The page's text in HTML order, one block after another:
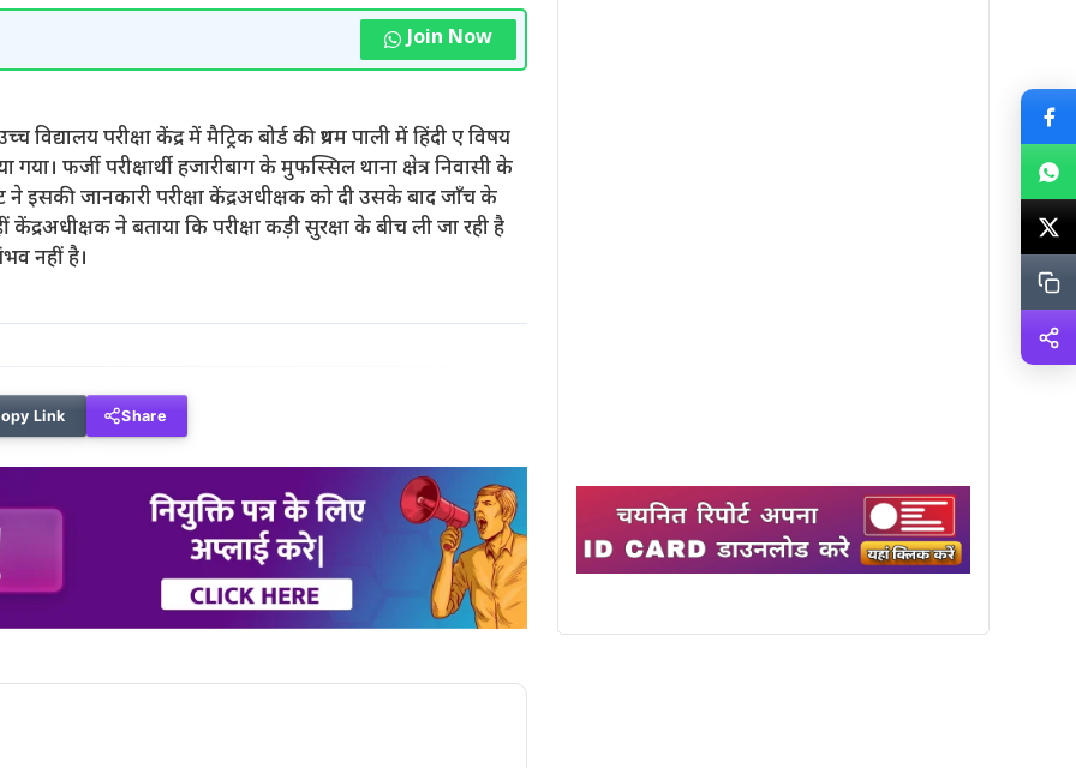
Join Now
विद्यालय परीक्षा केंद्र में मैट्रिक बोर्ड की प्रथम पाली में हिंदी ए विषय
गया। फर्जी परीक्षार्थी हजारीबाग के मुफस्सिल थाना क्षेत्र निवासी के
ने इसकी जानकारी परीक्षा केंद्रअधीक्षक को दी उसके बाद जाँच के
केंद्रअधीक्षक ने बताया कि परीक्षा कड़ी सुरक्षा के बीच ली जा रही है
नहीं है।
Link Share